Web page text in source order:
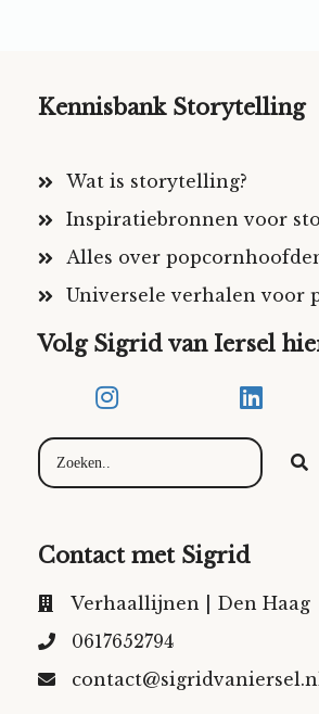
Kennisbank Storytelling
Wat is storytelling?
Inspiratiebronnen voor
Alles over
Universele verhalen voor
Volg Sigrid van Iersel
Contact met Sigrid
Verhaallijnen | Den Haag
0617652794